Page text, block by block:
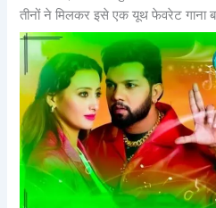
तीनों ने मिलकर इसे एक यूथ फेवरेट गाना